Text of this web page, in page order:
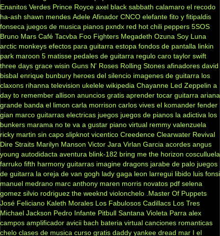
Enanitos Verdes Prince Royce axel black sabbath calamaro el recodo
ha-ash shawn mendes Adele Afinador CNCO elefante fito y fitipaldis
fonseca juegos de musica pianos pxndx red hot chili peppers 5SOS
Bruno Mars Café Tacvba Foo Fighters Megadeth Ozuna Soy Luna
arctic monkeys efectos para guitarra estopa fondos de pantalla linkin
park maroon 5 matisse pedales de guitarra regulo caro taylor swift
three days grace wisin Guns N' Roses Rolling Stones afinadores david
bisbal enrique bunbury heroes del silencio imagenes de guitarra los
claxons rihanna television ukelele wikipedia Chayanne Led Zeppelin a
day to remember allison anuncios gratis aprender tocar guitarra ariana
grande banda el limon carla morrison carlos vives el komander fender
gian marco guitarras electricas juegos juegos de pianos la adictiva los
bunkers marama no te va a gustar piano virtual remmy valenzuela
ricky martin sin capo slipknot vicentico Creedence Clearwater Revival
Dire Straits Marilyn Manson Victor Jara Virlan Garcia acordes angus
young autodidacta aventura blink-182 bring me the horizon cosculluela
farruko fifth harmony guitarras imagine dragons jarabe de palo juegos
de guitarra la oreja de van gogh lady gaga leon larregui libido luis fonsi
manuel medrano marc anthony maren morris novatos pdf selena
gomez silvio rodriguez the weeknd violonchelo .Master Of Puppets
José Feliciano Kaleth Morales Los Fabulosos Cadillacs Los Tres
Michael Jackson Pedro Infante Pitbull Santana Violeta Parra alex
campos amplificador avicii bach bateria virtual canciones romanticas
chelo clases de musica curso gratis daddy yankee dread mar I el